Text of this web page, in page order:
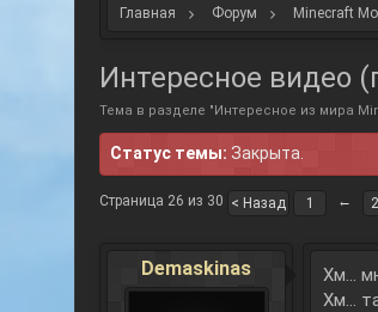
Главная Форум Minecraft
Интересное видео
Тема в разделе "Интересное из мира
Статус темы: Закрыта.
Страница 26 из 30 < Назад 1 ←
Demaskinas
Хм...
Хм...